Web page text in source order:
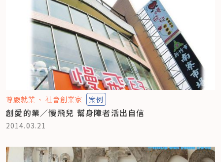
尊嚴就業 社會創業家 案例
創愛的業／慢飛兒 幫身障者活出自信
2014.03.21